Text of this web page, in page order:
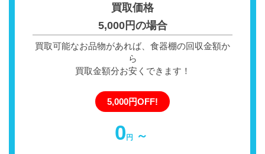
買取価格
5,000円の場合
買取可能なお品物があれば、食器棚の回収金額か
ら
買取金額分お安くできます！
5,000円OFF!
0円 ～